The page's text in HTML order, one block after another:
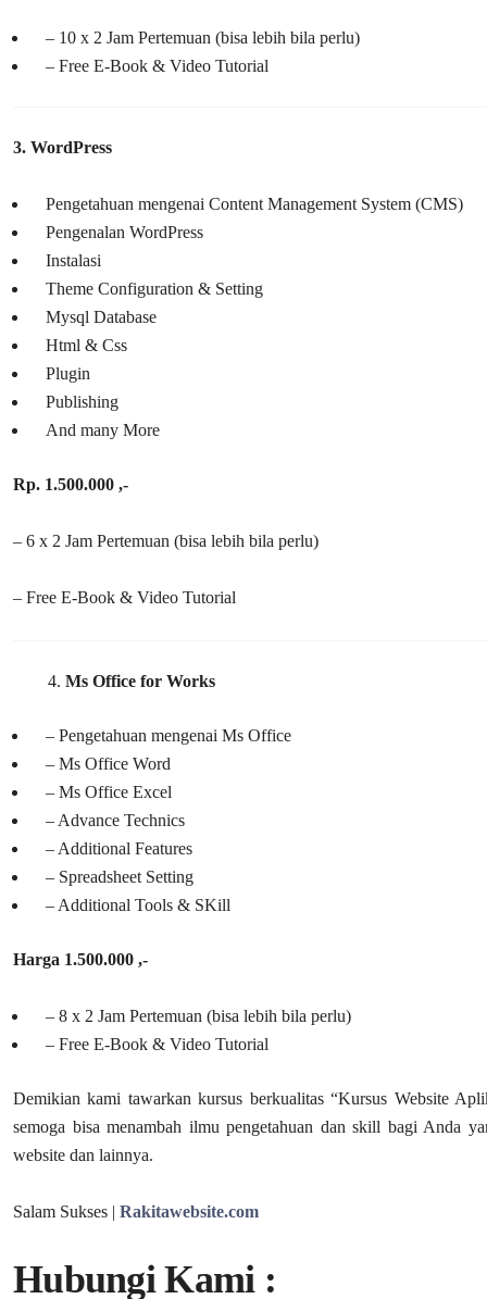
– 10 x 2 Jam Pertemuan (bisa lebih bila perlu)
– Free E-Book & Video Tutorial
3. WordPress
Pengetahuan mengenai Content Management System (CMS)
Pengenalan WordPress
Instalasi
Theme Configuration & Setting
Mysql Database
Html & Css
Plugin
Publishing
And many More
Rp. 1.500.000 ,-
– 6 x 2 Jam Pertemuan (bisa lebih bila perlu)
– Free E-Book & Video Tutorial
Ms Office for Works
– Pengetahuan mengenai Ms Office
– Ms Office Word
– Ms Office Excel
– Advance Technics
– Additional Features
– Spreadsheet Setting
– Additional Tools & SKill
Harga 1.500.000 ,-
– 8 x 2 Jam Pertemuan (bisa lebih bila perlu)
– Free E-Book & Video Tutorial
Demikian kami tawarkan kursus berkualitas “Kursus Website
semoga bisa menambah ilmu pengetahuan dan skill bagi Anda
website dan lainnya.
Salam Sukses | Rakitawebsite.com
Hubungi Kami :